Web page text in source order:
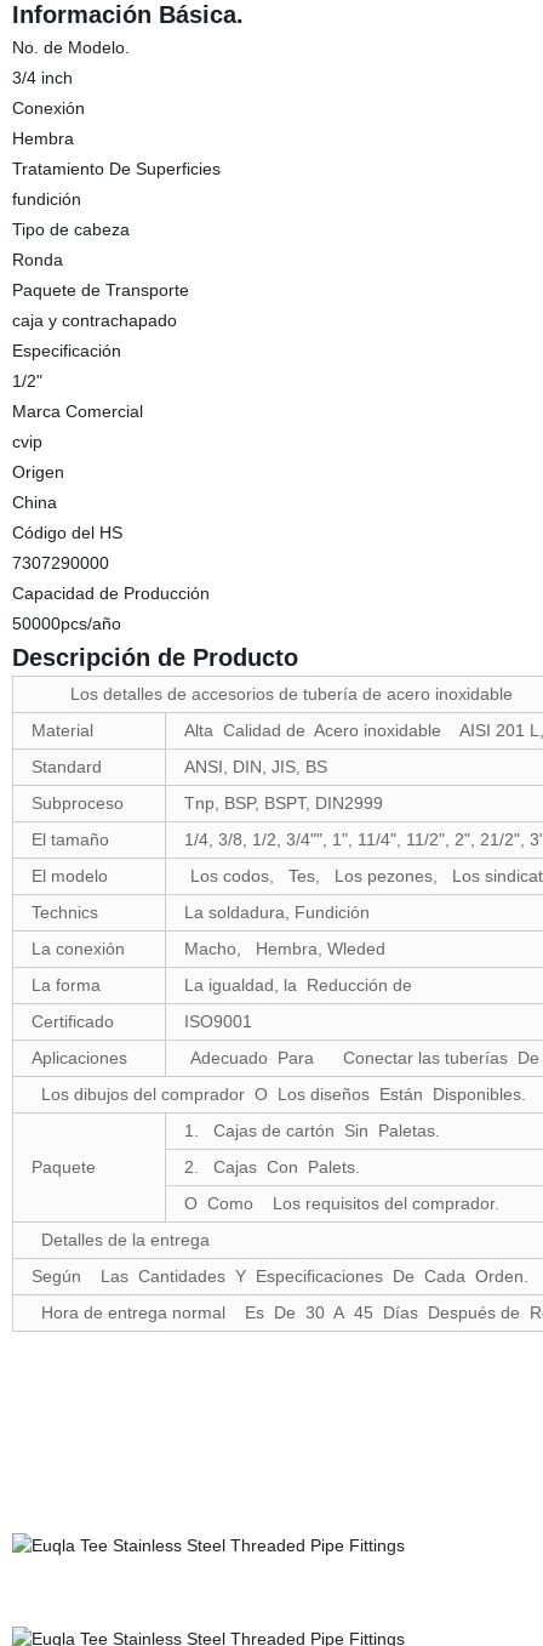
Información Básica.
No. de Modelo.
3/4 inch
Conexión
Hembra
Tratamiento De Superficies
fundición
Tipo de cabeza
Ronda
Paquete de Transporte
caja y contrachapado
Especificación
1/2"
Marca Comercial
cvip
Origen
China
Código del HS
7307290000
Capacidad de Producción
50000pcs/año
Descripción de Producto
Los detalles de accesorios de tubería de acero inoxidable
Material
Alta Calidad de Acero inoxidable AISI 201
Standard
ANSI, DIN, JIS, BS
Subproceso
Tnp, BSP, BSPT, DIN2999
El tamaño
1/4, 3/8, 1/2, 3/4"", 1",
El modelo
Los codos, Tes, Los pezones, Los
Technics
La soldadura, Fundición
La conexión
Macho, Hembra, Wleded
La forma
La igualdad, la Reducción de
Certificado
ISO9001
Aplicaciones
Adecuado Para Conectar las tuberías
Los dibujos del comprador O Los diseños Están Disponibles.
Paquete
1. Cajas de cartón Sin Paletas.
2. Cajas Con Palets.
O Como Los requisitos del comprador.
Detalles de la entrega
Según Las Cantidades Y Especificaciones De Cada Orden.
Hora de entrega normal Es De 30 A 45 Días Después de